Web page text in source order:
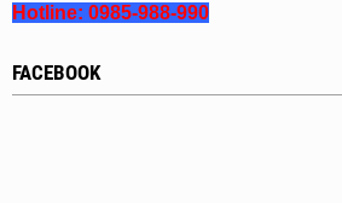
Hotline: 0985-988-990
FACEBOOK